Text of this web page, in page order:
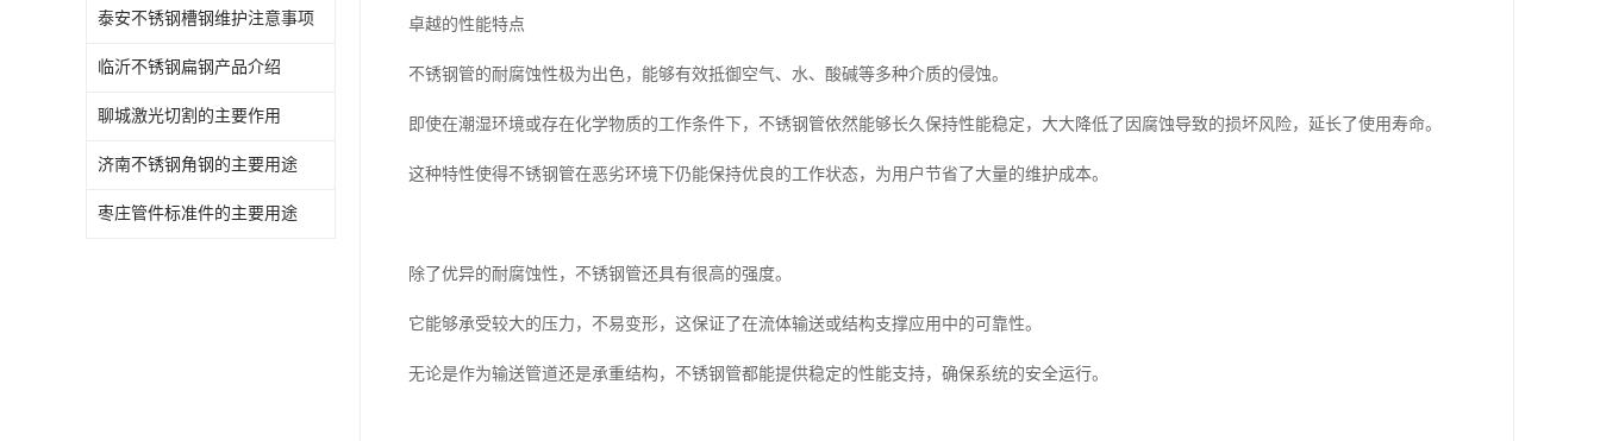
泰安不锈钢槽钢维护注意事项
临沂不锈钢扁钢产品介绍
聊城激光切割的主要作用
济南不锈钢角钢的主要用途
枣庄管件标准件的主要用途
卓越的性能特点
不锈钢管的耐腐蚀性极为出色，能够有效抵御空气、水、酸碱等多种介质的侵蚀。
即使在潮湿环境或存在化学物质的工作条件下，不锈钢管依然能够长久保持性能稳定，大大降低了因腐蚀导致的损坏风险，延长了使用寿命。
这种特性使得不锈钢管在恶劣环境下仍能保持优良的工作状态，为用户节省了大量的维护成本。
除了优异的耐腐蚀性，不锈钢管还具有很高的强度。
它能够承受较大的压力，不易变形，这保证了在流体输送或结构支撑应用中的可靠性。
无论是作为输送管道还是承重结构，不锈钢管都能提供稳定的性能支持，确保系统的安全运行。